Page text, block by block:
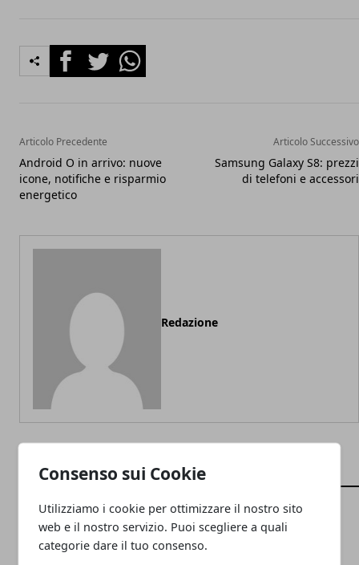
Consenso sui Cookie
Utilizziamo i cookie per ottimizzare il nostro sito
web e il nostro servizio. Puoi scegliere a quali
categorie dare il tuo consenso.
FacebookTwitterWhatsapp
Articolo Precedente
Android O in arrivo: nuove
icone, notifiche e risparmio
energetico
Articolo Successivo
Samsung Galaxy S8: prezzi
di telefoni e accessori
Redazione
ARTICOLI CORRELATI